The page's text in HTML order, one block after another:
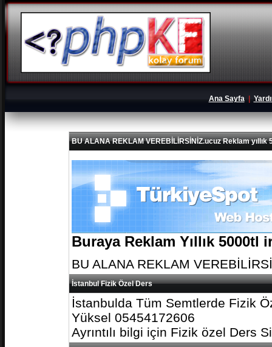
Ana Sayfa|
BU ALANA REKLAM VEREBİLİRSİNİZ.ucuz Reklam yıllık
Buraya Reklam Yıllık
BU ALANA REKLAM
İstanbul Fizik Özel Ders
İstanbulda Tüm Semtlerde Fizik
Yüksel 05454172606
Ayrıntılı bilgi için Fizik özel Ders